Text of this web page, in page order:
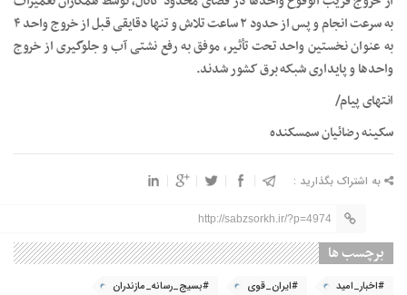
به سرعت انجام و پس از حدود ۲ ساعت تلاش و تنها دقایقی قبل از خروج واحد ۴
به عنوان نخستین واحد تحت تأثیر، موفق به رفع نشتی آب و جلوگیری از خروج
واحدها و پایداری شبکه برق کشور شدند.
انتهای پیام/
سکینه رضائیان سمسکنده
به اشتراک بگذارید :
http://sabzsorkh.ir/?p=4974
برچسب ها
#اخبار_امید #ایران_قوی
#بسیج_رسانه_مازندران